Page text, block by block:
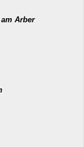
Arber